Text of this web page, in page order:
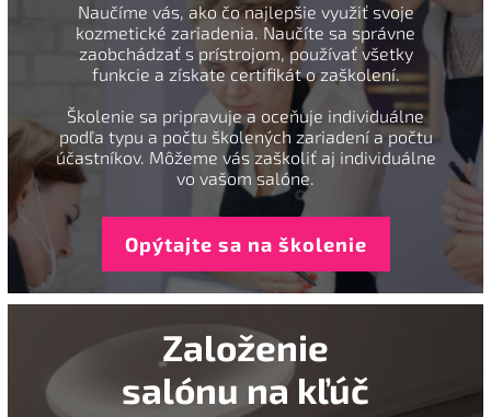
Naučíme vás, ako čo najlepšie využiť svoje
kozmetické zariadenia. Naučíte sa správne
zaobchádzať s prístrojom, používať všetky
funkcie a získate certifikát o zaškolení.
Školenie sa pripravuje a oceňuje individuálne
podľa typu a počtu školených zariadení a počtu
účastníkov. Môžeme vás zaškoliť aj individuálne
vo vašom salóne.
Opýtajte sa na školenie
Založenie
salónu na kľúč